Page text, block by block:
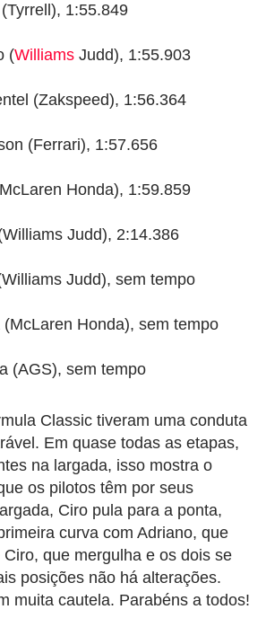
1:55.849
(Williams Judd), 1:55.903
(Zakspeed), 1:56.364
(Ferrari), 1:57.656
Honda), 1:59.859
Judd), 2:14.386
Judd), sem tempo
Honda), sem tempo
(AGS), sem tempo
Classic tiveram uma conduta
Em quase todas as etapas,
na largada, isso mostra o
os pilotos têm por seus
Ciro pula para a ponta,
curva com Adriano, que
que mergulha e os dois se
posições não há alterações.
muita cautela. Parabéns a todos!